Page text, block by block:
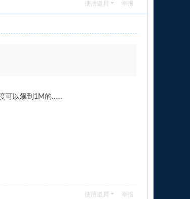
使用道具 举报
可以飙到1M的……
使用道具 举报